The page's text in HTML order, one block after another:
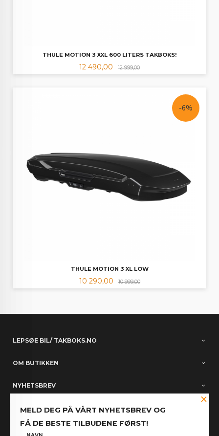
THULE MOTION 3 XXL 600 LITERS TAKBOKS!
Tilbud
12 490,00 12 999,00Rabatt
THULE MOTION 3 XL LOW
Tilbud
10 290,00 10 999,00Rabatt
-6%
LEPSØE BIL/ TAKBOKS.NO
OM BUTIKKEN
NYHETSBREV
PARTNERE
×
MELD DEG PÅ VÅRT NYHETSBREV OG
FÅ DE BESTE TILBUDENE FØRST!